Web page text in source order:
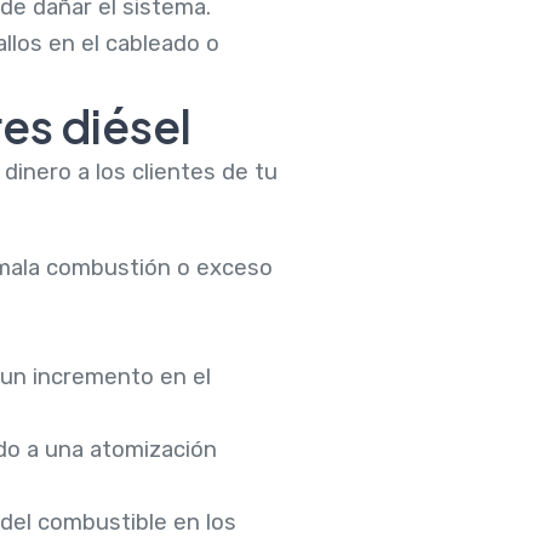
dañar el sistema.
en el cableado o
diésel
a los clientes de tu
combustión o exceso
incremento en el
a una atomización
combustible en los